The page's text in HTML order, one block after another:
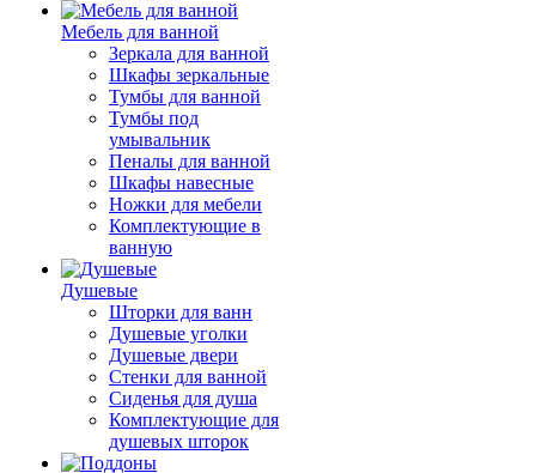
Мебель для ванной
Зеркала для ванной
Шкафы зеркальные
Тумбы для ванной
Тумбы под
умывальник
Пеналы для ванной
Шкафы навесные
Ножки для мебели
Комплектующие в
ванную
Душевые
Шторки для ванн
Душевые уголки
Душевые двери
Стенки для ванной
Сиденья для душа
Комплектующие для
душевых шторок